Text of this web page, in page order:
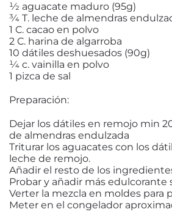
1⁄2 aguacate maduro (95g)
3⁄4 T. leche de almendras
1 C. cacao en polvo
2 C. harina de algarroba
10 dátiles deshuesados (90g)
1⁄4 c. vainilla en polvo
1 pizca de sal
Preparación:
Dejar los dátiles en remojo min
de almendras endulzada
Triturar los aguacates con los
leche de remojo.
Añadir el resto de los
Probar y añadir más edulcorante
Verter la mezcla en moldes para
Meter en el congelador